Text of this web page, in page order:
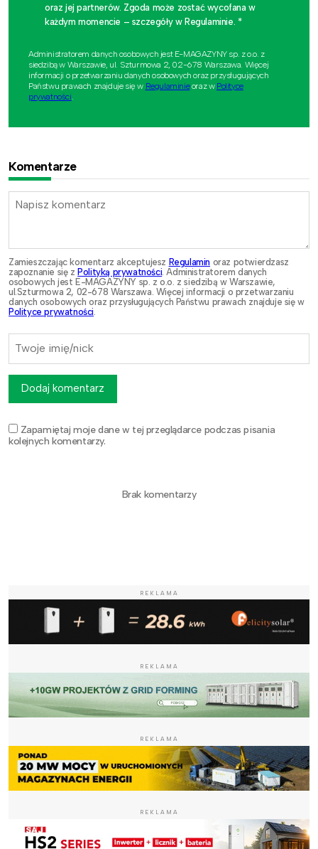
oraz jej partnerów. Zgoda może zostać wycofana w
każdym momencie – szczegóły w Regulaminie. *
Administratorem danych osobowych jest E-MAGAZYNY sp. z o.o. z
siedzibą w Warszawie, ul. Szturmowa 2, 02-678 Warszawa. Więcej
informacji o przetwarzaniu danych osobowych oraz przysługujących
Państwu prawach znajduje się w Regulaminieoraz w Polityce
prywatności.
Komentarze
Zamieszczając komentarz akceptujesz Regulamin oraz potwierdzasz
zapoznanie się z Polityką prywatności. Administratorem danych
osobowych jest E-MAGAZYNY sp. z o.o. z siedzibą w Warszawie,
ul.Szturmowa 2, 02-678 Warszawa. Więcej informacji o przetwarzaniu
danych osobowych oraz przysługujących Państwu prawach znajduje się w
Polityce prywatności.
Zapamiętaj moje dane w tej przeglądarce podczas pisania
kolejnych komentarzy.
Dodaj komentarz
Brak komentarzy
REKLAMA
REKLAMA
REKLAMA
REKLAMA